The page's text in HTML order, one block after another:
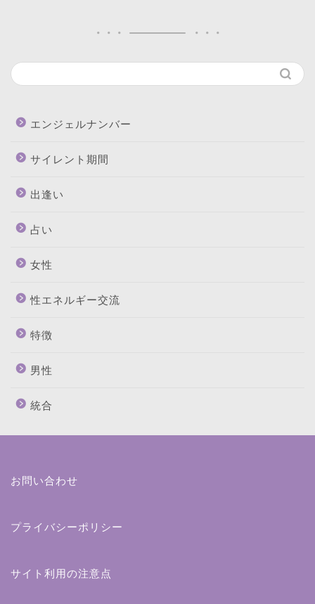
エンジェルナンバー
サイレント期間
出逢い
占い
女性
性エネルギー交流
特徴
男性
統合
お問い合わせ
プライバシーポリシー
サイト利用の注意点